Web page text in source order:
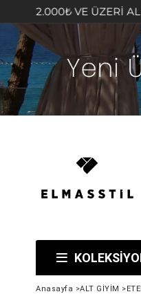
ÜZERİ
Anasayfa >ALT GİYİM >